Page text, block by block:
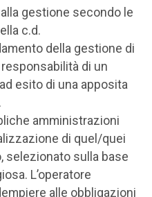
gestione secondo le
c.d.
della gestione di
di un
esito di una apposita
amministrazioni
di quel/quei
selezionato sulla base
L’operatore
alle obbligazioni